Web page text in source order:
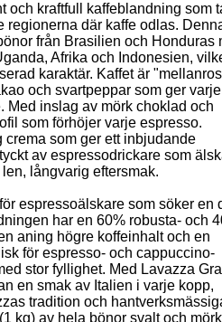
och kraftfull kaffeblandning som
regionerna där kaffe odlas.
från Brasilien och Honduras
Afrika och Indonesien,
karaktär. Kaffet är
och svartpeppar som ger varje
Med inslag av mörk choklad och
som förhöjer varje espresso.
crema som ger ett inbjudande
av espressodrickare som
långvarig eftersmak.
espressoälskare som söker en
har en 60% robusta- och
aning högre koffeinhalt och en
för espresso- och cappuccino-
stor fyllighet. Med Lavazza
en smak av Italien i varje kopp,
tradition och
kg) av hela bönor svalt och